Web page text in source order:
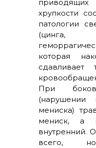
хрупкости
патологии
(цинга,
которая
сдавливает
При
(нарушении
мениска)
мениск, а
внутренний.
всего,